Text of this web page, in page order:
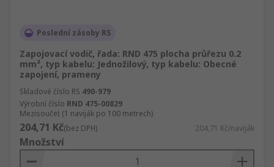
Poslední zásoby RS
Zapojovací vodič, řada: RND 475 plocha průřezu 0.2
mm², typ kabelu: Jednožilový, typ kabelu: Obecné
zapojení, prameny
Skladové číslo RS 490-979
Výrobní číslo RND 475-00829
Mezisoučet (1 naviják po 100 metrech)
204,71 Kč(bez DPH) 204,71 Kč/naviják
Množství